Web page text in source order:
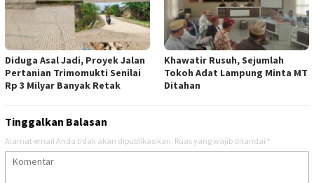
Diduga Asal Jadi, Proyek Jalan
Pertanian Trimomukti Senilai
Rp 3 Milyar Banyak Retak
Khawatir Rusuh, Sejumlah
Tokoh Adat Lampung Minta MT
Ditahan
Tinggalkan Balasan
Alamat email Anda tidak akan dipublikasikan. Ruas yang wajib ditandai *